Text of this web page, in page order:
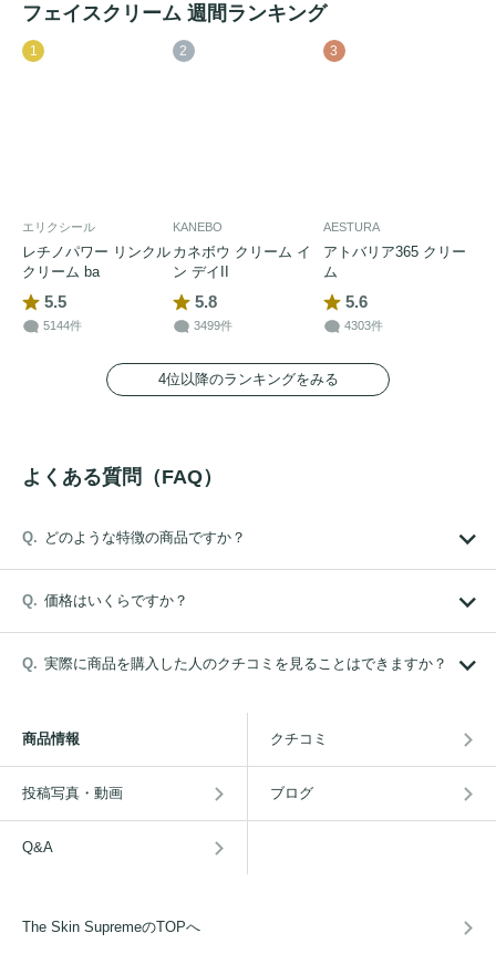
フェイスクリーム 週間ランキング
1
エリクシール
レチノパワー リンクル
クリーム ba
5.5
5144件
2
KANEBO
カネボウ クリーム イ
ン デイII
5.8
3499件
3
AESTURA
アトバリア365 クリー
ム
5.6
4303件
4位以降のランキングをみる
よくある質問（FAQ）
どのような特徴の商品ですか？
価格はいくらですか？
実際に商品を購入した人のクチコミを見ることはできますか？
商品情報 クチコミ
投稿写真・動画 ブログ
Q&A
The Skin SupremeのTOPへ